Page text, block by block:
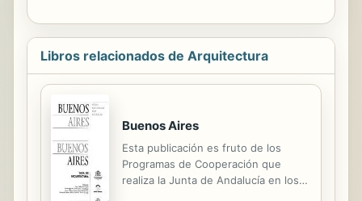
Libros relacionados de Arquitectura
Buenos Aires
Esta publicación es fruto de los
Programas de Cooperación que
realiza la Junta de Andalucía en los